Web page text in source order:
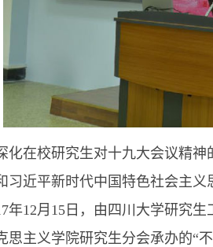
化在校研究生对十九大会议精
习近平新时代中国特色社会主
年12月15日，由四川大学研究
思主义学院研究生分会承办的“